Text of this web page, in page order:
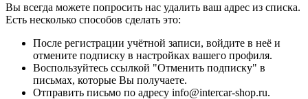
Вы всегда можете попросить нас удалить ваш адрес из списка.
Есть несколько способов сделать это:
После регистрации учётной записи, войдите в неё и
отмените подписку в настройках вашего профиля.
Воспользуйтесь ссылкой "Отменить подписку" в
письмах, которые Вы получаете.
Отправить письмо по адресу info@intercar-shop.ru.